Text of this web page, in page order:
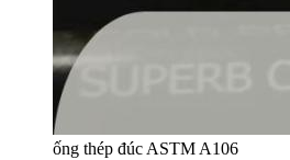
ống thép đúc ASTM A106